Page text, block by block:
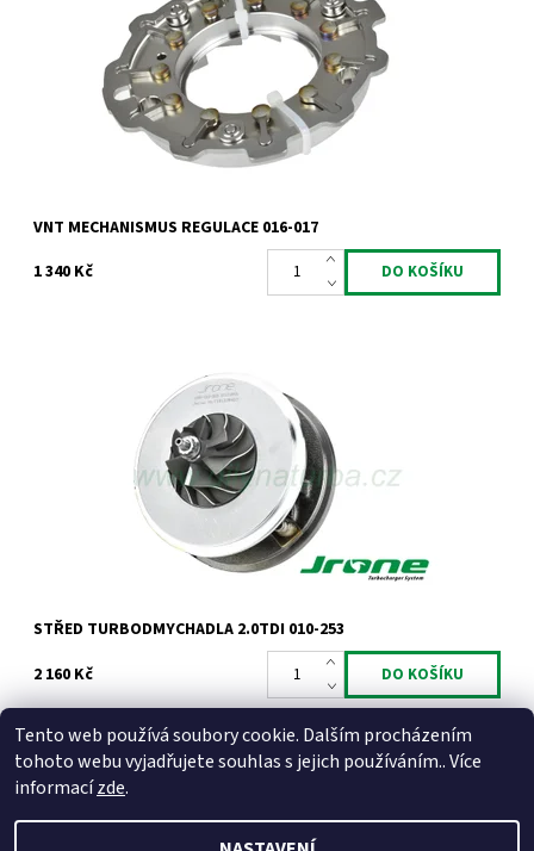
Skladem
786
Jrone
2 roky
VNT MECHANISMUS REGULACE 016-017
1 340 Kč
Kompletní vyvážený střed turbodmychadla typu Garrett pro
1.9TDi 96kW ASZ 2.0TDi 100kW 103kW AZV BKD.
Skladem
684
Jrone
2 roky
STŘED TURBODMYCHADLA 2.0TDI 010-253
2 160 Kč
Tento web používá soubory cookie. Dalším procházením
tohoto webu vyjadřujete souhlas s jejich používáním.. Více
informacízde.